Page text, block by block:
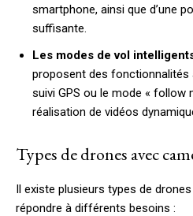
smartphone, ainsi que d’une
suffisante.
Les modes de vol
proposent des
suivi GPS ou le mode « follow
réalisation de vidéos
Types de drones avec
Il existe plusieurs types de
répondre à différents besoins :